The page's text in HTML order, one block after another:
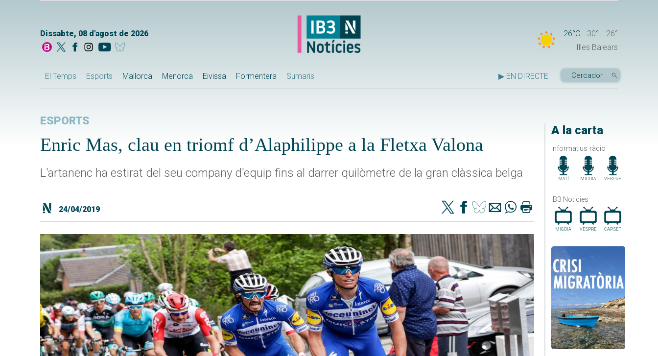
Dissabte, 08 d'agost de 2026 26°C 30°
26°
Illes Balears
El Temps Esports Mallorca Menorca Eivissa Formentera Sumaris ▶ EN DIRECTE
A la carta
informatius ràdio
MATÍ MIGDIA VESPRE
IB3 Noticies
MIGDIA VESPRE CAP.SET
ESPORTS
Enric Mas, clau en triomf d’Alaphilippe a la Fletxa Valona
L'artanenc ha estirat del seu company d'equip fins al darrer quilòmetre de la gran clàssica belga
24/04/2019